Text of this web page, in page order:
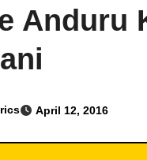
April 12, 2016